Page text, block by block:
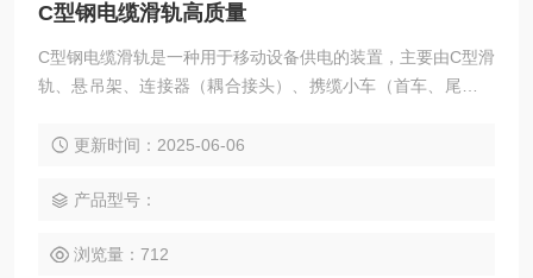
C型钢电缆滑轨高质量
C型钢电缆滑轨‌是一种用于移动设备供电的装置，主要由C型滑
轨、悬吊架、连接器（耦合接头）、携缆小车（首车、尾车、
全可靠，适用于多种环境，包括室内、室外、多尘、多灰、温
更新时间：2025-06-06
产品型号：
浏览量：712